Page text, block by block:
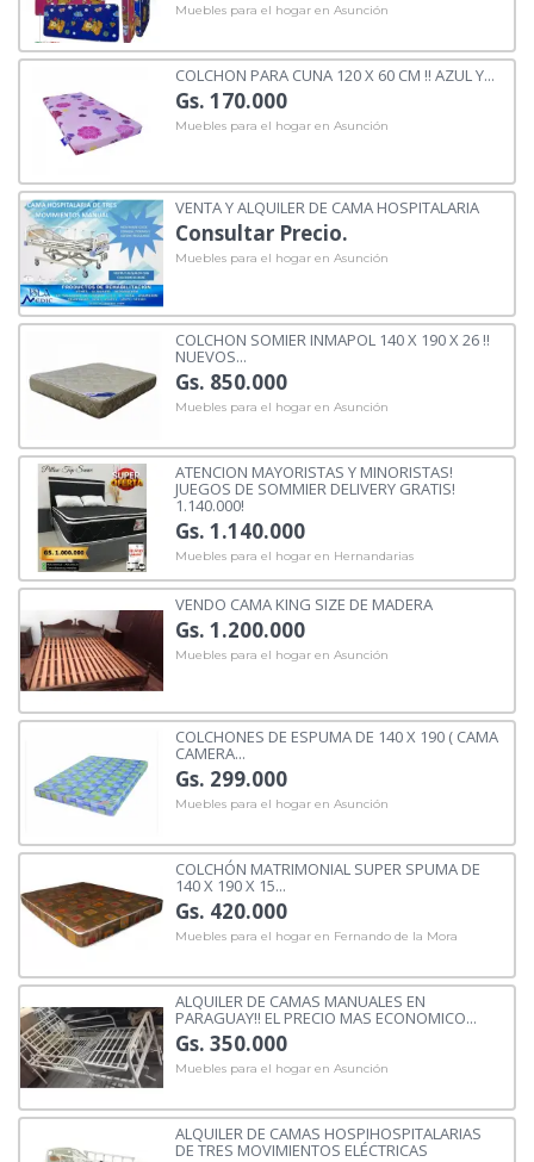
Muebles para el hogar en Asunción
COLCHON PARA CUNA 120 X 60 CM !! AZUL Y...
Gs. 170.000
Muebles para el hogar en Asunción
VENTA Y ALQUILER DE CAMA HOSPITALARIA
Consultar Precio.
Muebles para el hogar en Asunción
COLCHON SOMIER INMAPOL 140 X 190 X 26 !!
NUEVOS...
Gs. 850.000
Muebles para el hogar en Asunción
ATENCION MAYORISTAS Y MINORISTAS!
JUEGOS DE SOMMIER DELIVERY GRATIS!
1.140.000!
Gs. 1.140.000
Muebles para el hogar en Hernandarias
VENDO CAMA KING SIZE DE MADERA
Gs. 1.200.000
Muebles para el hogar en Asunción
COLCHONES DE ESPUMA DE 140 X 190 ( CAMA
CAMERA...
Gs. 299.000
Muebles para el hogar en Asunción
COLCHÓN MATRIMONIAL SUPER SPUMA DE
140 X 190 X 15...
Gs. 420.000
Muebles para el hogar en Fernando de la Mora
ALQUILER DE CAMAS MANUALES EN
PARAGUAY!! EL PRECIO MAS ECONOMICO...
Gs. 350.000
Muebles para el hogar en Asunción
ALQUILER DE CAMAS HOSPIHOSPITALARIAS
DE TRES MOVIMIENTOS ELÉCTRICAS